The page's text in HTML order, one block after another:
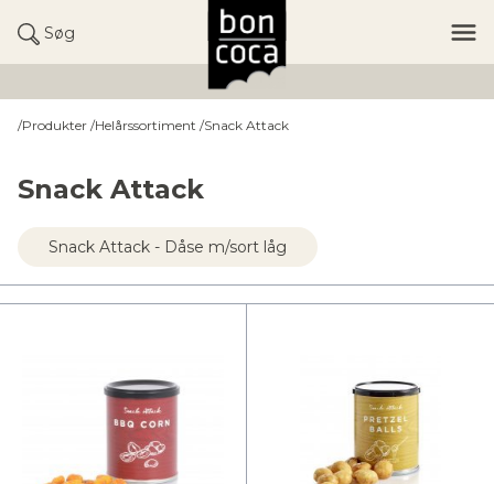
Søg
/Produkter /Helårssortiment /Snack Attack
Snack Attack
Snack Attack - Dåse m/sort låg